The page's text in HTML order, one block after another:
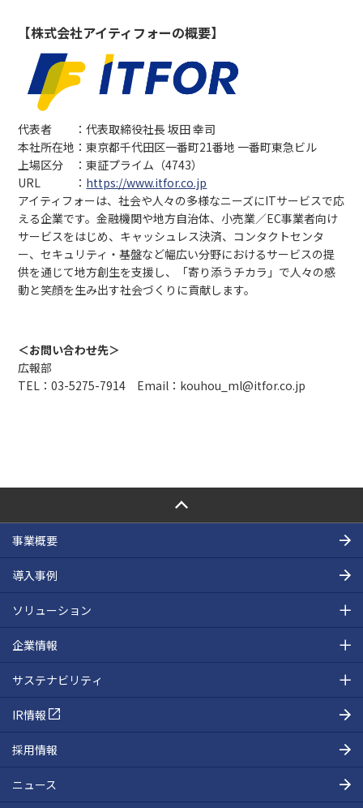
【株式会社アイティフォーの概要】
代表者 ：代表取締役社長 坂田 幸司
本社所在地：東京都千代田区一番町21番地 一番町東急ビル
上場区分 ：東証プライム（4743）
URL ： https://www.itfor.co.jp
アイティフォーは、社会や人々の多様なニーズにITサービスで応
える企業です。金融機関や地方自治体、小売業／EC事業者向け
サービスをはじめ、キャッシュレス決済、コンタクトセンタ
ー、セキュリティ・基盤など幅広い分野におけるサービスの提
供を通じて地方創生を支援し、「寄り添うチカラ」で人々の感
動と笑顔を生み出す社会づくりに貢献します。
＜お問い合わせ先＞
広報部
TEL：03-5275-7914 Email：kouhou_ml@itfor.co.jp
PAGE TOP
事業概要
導入事例
ソリューション
企業情報
サステナビリティ
IR情報
採用情報
ニュース